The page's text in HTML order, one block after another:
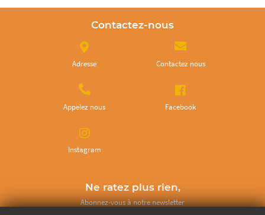
Contactez-nous
Adresse Contactez nous
Appelez nous Facebook
Instagram
Ne ratez plus rien,
Abonnez-vous à notre newsletter